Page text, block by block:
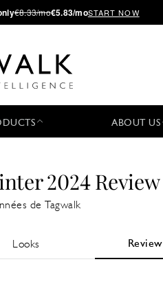
€8.33/mo€5.83/moSTART NOW
ABOUT US
2024 Review
de Tagwalk
Looks Review